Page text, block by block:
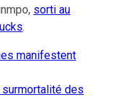
sorti au
.
manifestent
surmortalité des